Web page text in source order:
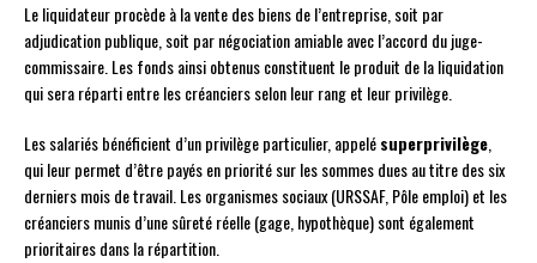
Le liquidateur procède à la vente des biens de l’entreprise, soit par
adjudication publique, soit par négociation amiable avec l’accord du juge-
commissaire. Les fonds ainsi obtenus constituent le produit de la liquidation
qui sera réparti entre les créanciers selon leur rang et leur privilège.
Les salariés bénéficient d’un privilège particulier, appelésuperprivilège,
qui leur permet d’être payés en priorité sur les sommes dues au titre des six
derniers mois de travail. Les organismes sociaux (URSSAF, Pôle emploi) et les
créanciers munis d’une sûreté réelle (gage, hypothèque) sont également
prioritaires dans la répartition.